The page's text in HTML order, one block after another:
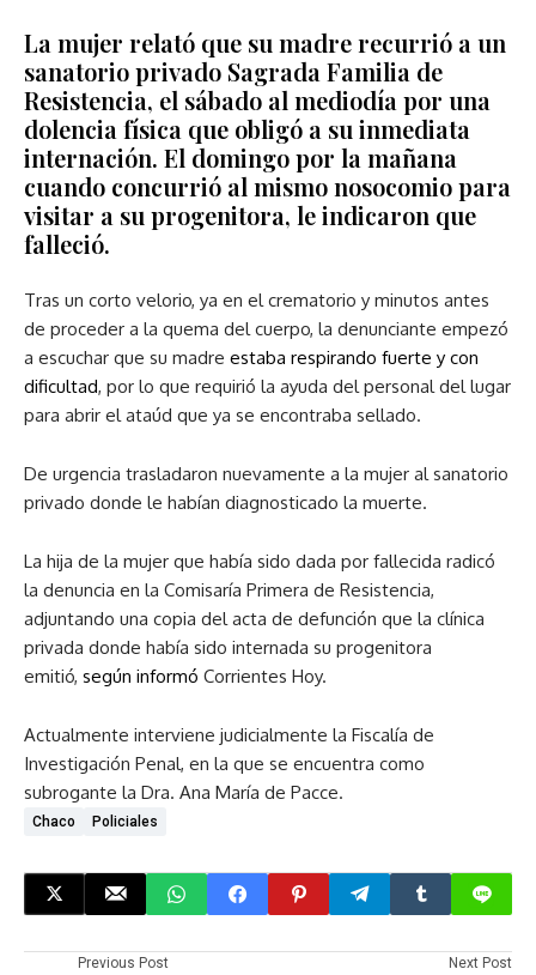
La mujer relató que su madre recurrió a un
sanatorio privado Sagrada Familia de
Resistencia, el sábado al mediodía por una
dolencia física que obligó a su inmediata
internación. El domingo por la mañana
cuando concurrió al mismo nosocomio para
visitar a su progenitora, le indicaron que
falleció.
Tras un corto velorio, ya en el crematorio y minutos antes
de proceder a la quema del cuerpo, la denunciante empezó
a escuchar que su madre estaba respirando fuerte y con
dificultad, por lo que requirió la ayuda del personal del lugar
para abrir el ataúd que ya se encontraba sellado.
De urgencia trasladaron nuevamente a la mujer al sanatorio
privado donde le habían diagnosticado la muerte.
La hija de la mujer que había sido dada por fallecida radicó
la denuncia en la Comisaría Primera de Resistencia,
adjuntando una copia del acta de defunción que la clínica
privada donde había sido internada su progenitora
emitió, según informó Corrientes Hoy.
Actualmente interviene judicialmente la Fiscalía de
Investigación Penal, en la que se encuentra como
subrogante la Dra. Ana María de Pacce.
Chaco Policiales
Previous Post Next Post